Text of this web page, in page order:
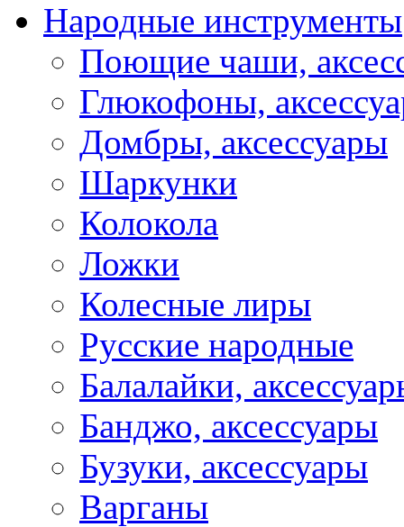
Народные инструменты
Поющие чаши,
Глюкофоны,
Домбры, аксессуары
Шаркунки
Колокола
Ложки
Колесные лиры
Русские народные
Балалайки,
Банджо, аксессуары
Бузуки, аксессуары
Варганы